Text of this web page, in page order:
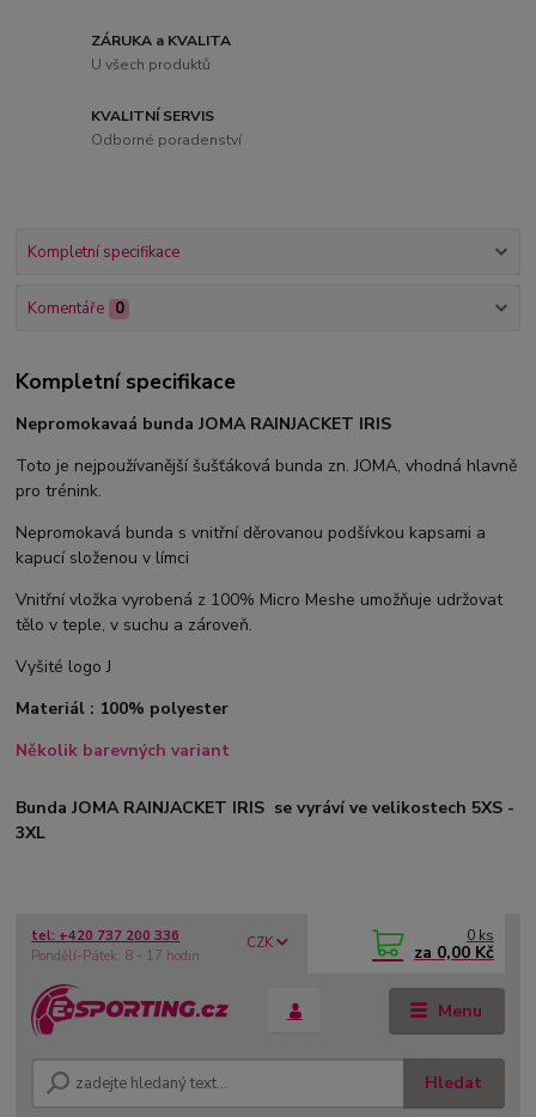
ZÁRUKA a KVALITA
U všech produktů
KVALITNÍ SERVIS
Odborné poradenství
Kompletní specifikace
Komentáře 0
Kompletní specifikace
Nepromokavaá bunda JOMA RAINJACKET IRIS
Toto je nejpoužívanější šušťáková bunda zn. JOMA, vhodná hlavně
pro trénink.
Nepromokavá bunda s vnitřní děrovanou podšívkou kapsami a
kapucí složenou v límci
Vnitřní vložka vyrobená z 100% Micro Meshe umožňuje udržovat
tělo v teple, v suchu a zároveň.
Vyšité logo J
Materiál : 100% polyester
Několik barevných variant
Bunda JOMA RAINJACKET IRIS se vyráví ve velikostech 5XS -
3XL
Menu
CZK
Hledat
tel: +420 737 200 336
Pondělí-Pátek: 8 - 17 hodin
0 ks
za 0,00 Kč